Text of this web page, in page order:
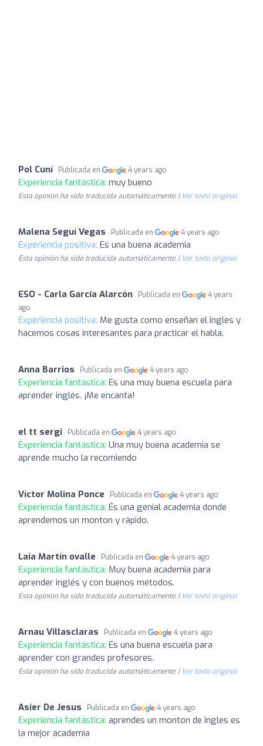
Pol Cuní Publicada en 4 years ago
Experiencia fantástica: muy bueno
Esta opinión ha sido traducida automáticamente. | Ver texto original
Malena Seguí Vegas Publicada en 4 years ago
Experiencia positiva: Es una buena academia
Esta opinión ha sido traducida automáticamente. | Ver texto original
ESO - Carla García Alarcón Publicada en
4 years
ago
Experiencia positiva: Me gusta como enseñan el ingles y
hacemos cosas interesantes para practicar el habla.
Anna Barrios Publicada en 4 years ago
Experiencia fantástica: Es una muy buena escuela para
aprender inglés. ¡Me encanta!
el tt sergi Publicada en 4 years ago
Experiencia fantástica: Una muy buena academia se
aprende mucho la recomiendo
Víctor Molina Ponce Publicada en 4 years ago
Experiencia fantástica: És una genial academia donde
aprendemos un monton y ràpido.
Laia Martín ovalle Publicada en 4 years ago
Experiencia fantástica: Muy buena academia para
aprender inglés y con buenos métodos.
Esta opinión ha sido traducida automáticamente. | Ver texto original
Arnau Villasclaras Publicada en 4 years ago
Experiencia fantástica: Es una buena escuela para
aprender con grandes profesores.
Esta opinión ha sido traducida automáticamente. | Ver texto original
Asier De Jesus Publicada en 4 years ago
Experiencia fantástica: aprendes un monton de ingles es
la mejor academia